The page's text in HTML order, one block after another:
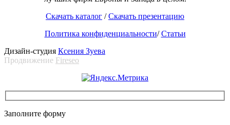
Скачать каталог / Скачать презентацию
Политика конфиденциальности/Статьи
Дизайн-студия Ксения Зуева
Продвижение Fireseo
Заполните форму